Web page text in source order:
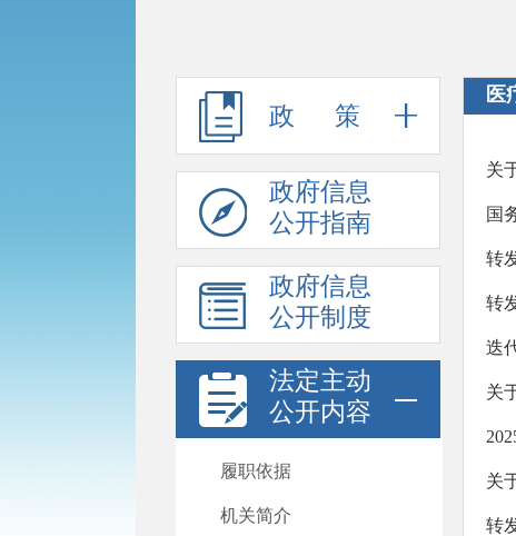
政 策
政府信息
公开指南
政府信息
公开制度
法定主动
公开内容
履职依据
机关简介
医
关
国
转
迭
关
关
转